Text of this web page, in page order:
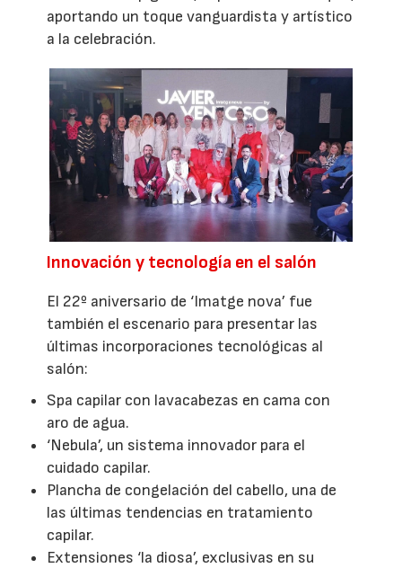
aportando un toque vanguardista y artístico
a la celebración.
Innovación y tecnología en el salón
El 22º aniversario de ‘Imatge nova’ fue
también el escenario para presentar las
últimas incorporaciones tecnológicas al
salón:
Spa capilar con lavacabezas en cama con
aro de agua.
‘Nebula’, un sistema innovador para el
cuidado capilar.
Plancha de congelación del cabello, una de
las últimas tendencias en tratamiento
capilar.
Extensiones ‘la diosa’, exclusivas en su